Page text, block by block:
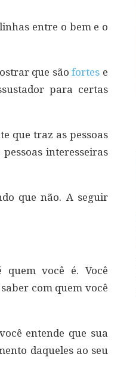
entre o bem e o
que sãofortes e
para certas
que traz as pessoas
interesseiras
que não. A seguir
você é. Você
com quem você
entende que sua
daqueles ao seu